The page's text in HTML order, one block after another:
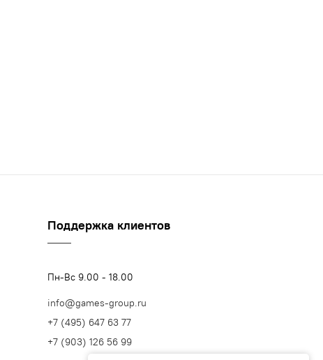
Поддержка клиентов
Пн-Вс 9.00 - 18.00
info@games-group.ru
+7 (495) 647 63 77
+7 (903) 126 56 99